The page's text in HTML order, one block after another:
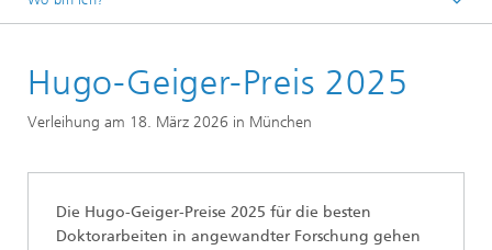
Über Fraunhofer
Hugo-Geiger-Preis
Hugo-Geiger-Preis 2025
Verleihung am 18. März 2026 in München
Die Hugo-Geiger-Preise 2025 für die besten
Doktorarbeiten in angewandter Forschung gehen